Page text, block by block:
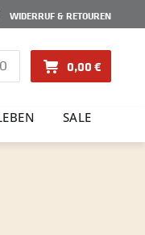
WIDERRUF & RETOUREN
0,00 €
SALE